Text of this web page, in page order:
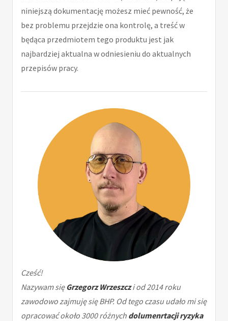
niniejszą dokumentację możesz mieć pewność, że
bez problemu przejdzie ona kontrolę, a treść w
będąca przedmiotem tego produktu jest jak
najbardziej aktualna w odniesieniu do aktualnych
przepisów pracy.
Cześć!
Nazywam sięGrzegorz Wrzeszczi od 2014 roku
zawodowo zajmuję się BHP. Od tego czasu udało mi się
opracować około 3000 różnych dolumenrtacji ryzyka